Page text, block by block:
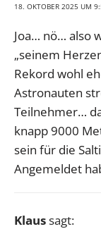
18. OKTOBER 2025 UM
Joa… nö… also
„seinem
Rekord wohl
Astronauten
Teilnehmer…
knapp 9000
sein für die
Angemeldet
Klaussagt: